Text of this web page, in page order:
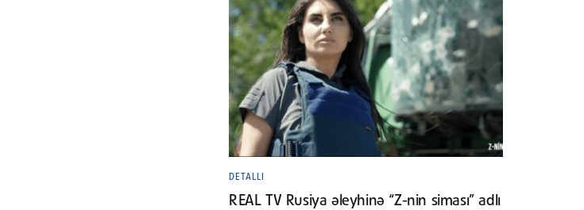
DETALLI
REAL TV Rusiya əleyhinə “Z-nin siması” adlı